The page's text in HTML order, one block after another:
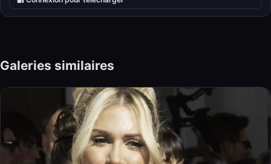
Galeries similaires